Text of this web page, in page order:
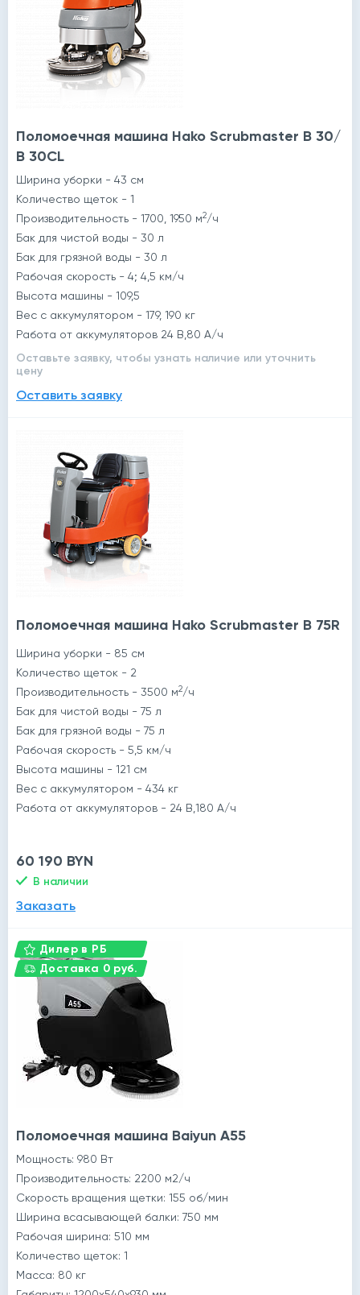
Поломоечная машина Hako Scrubmaster B 30/
B 30CL
Ширина уборки - 43 cм
Количество щеток - 1
Производительность - 1700, 1950 м2/ч
Бак для чистой воды - 30 л
Бак для грязной воды - 30 л
Рабочая скорость - 4; 4,5 км/ч
Высота машины - 109,5
Вес с аккумулятором - 179, 190 кг
Работа от аккумуляторов 24 В,80 A/ч
Оставьте заявку, чтобы узнать наличие или уточнить
цену
Оставить заявку
Поломоечная машина Hako Scrubmaster B 75R
Ширина уборки - 85 см
Количество щеток - 2
Производительность - 3500 м2/ч
Бак для чистой воды - 75 л
Бак для грязной воды - 75 л
Рабочая скорость - 5,5 км/ч
Высота машины - 121 см
Вес с аккумулятором - 434 кг
Работа от аккумуляторов - 24 В,180 А/ч
60 190 BYN
В наличии
Заказать
Дилер в РБ
Доставка 0 руб.
Поломоечная машина Baiyun A55
Мощность: 980 Вт
Производительность: 2200 м2/ч
Скорость вращения щетки: 155 об/мин
Ширина всасывающей балки: 750 мм
Рабочая ширина: 510 мм
Количество щеток: 1
Масса: 80 кг